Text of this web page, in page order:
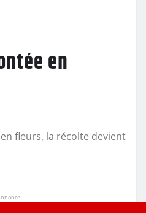
en
fleurs, la récolte devient